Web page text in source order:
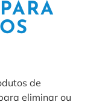
de
eliminar ou